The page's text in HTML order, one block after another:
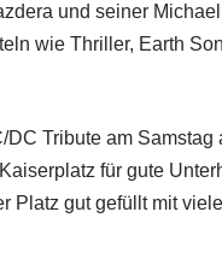
und seiner
wie Thriller, Earth
Tribute am
für gute
Platz gut gefüllt mit